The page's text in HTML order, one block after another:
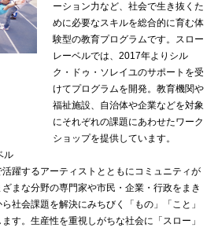
ーション力など、社会で生き抜くた
めに必要なスキルを総合的に育む体
験型の教育プログラムです。スロー
レーベルでは、2017年よりシル
ク・ドゥ・ソレイユのサポートを受
けてプログラムを開発。教育機関や
福祉施設、自治体や企業などを対象
にそれぞれの課題にあわせたワーク
ショップを提供しています。
ル
躍するアーティストとともにコミュニティが
まな分野の専門家や市民・企業・行政をまき
社会課題を解決にみちびく「もの」「こと」
す。生産性を重視しがちな社会に「スロー」